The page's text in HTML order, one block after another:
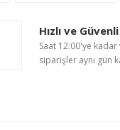
Hızlı ve
Saat 12:00'ye
siparişler aynı gün